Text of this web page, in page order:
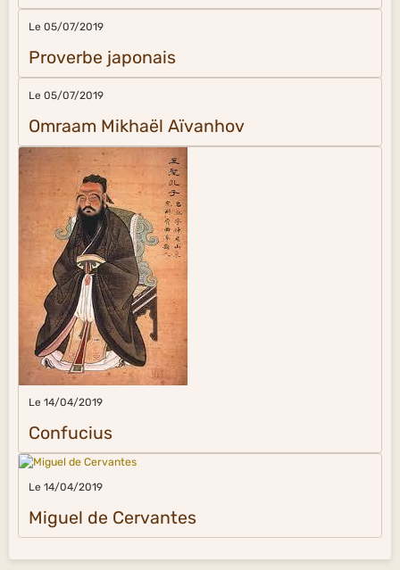
Le 05/07/2019
Proverbe japonais
Le 05/07/2019
Omraam Mikhaël Aïvanhov
Le 14/04/2019
Confucius
Le 14/04/2019
Miguel de Cervantes